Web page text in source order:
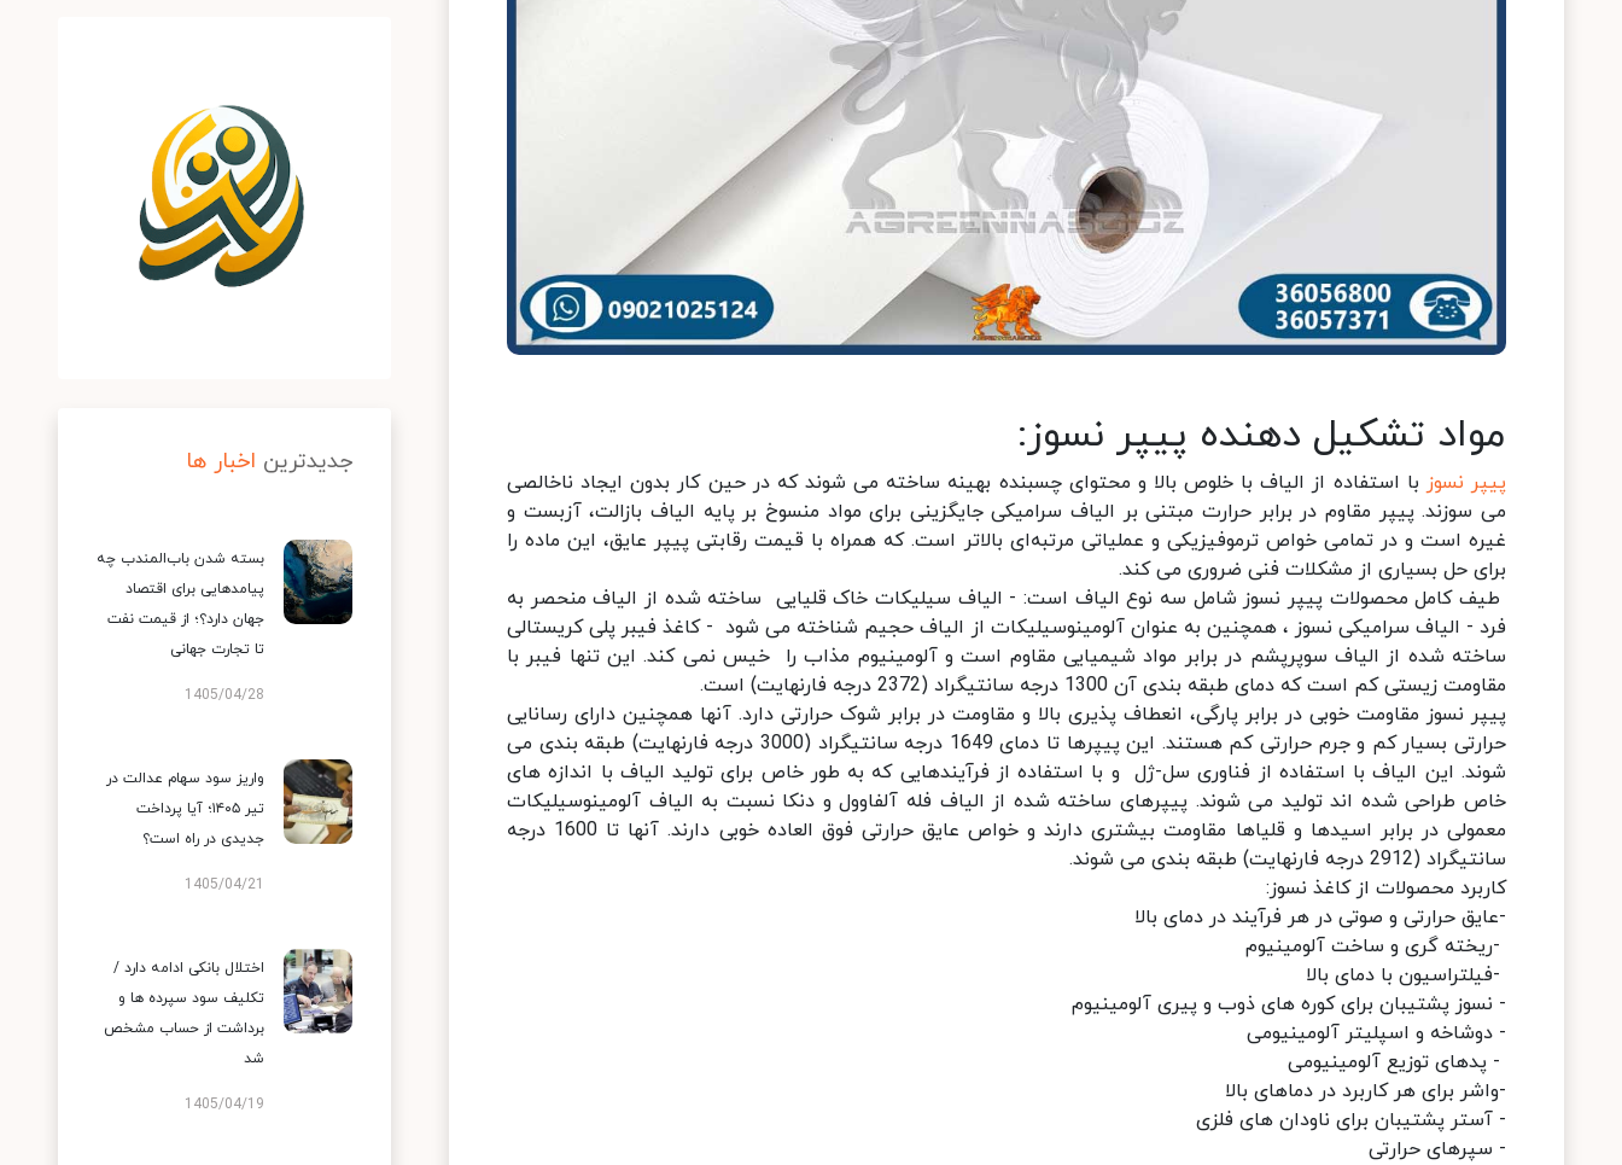
مواد تشکیل دهنده پیپر نسوز:
پیپر نسوز با استفاده از الیاف با خلوص بالا و محتوای چسبنده بهینه ساخته می شوند که در حین کار بدون ایجاد ناخالصی
می سوزند. پیپر مقاوم در برابر حرارت مبتنی بر الیاف سرامیکی جایگزینی برای مواد منسوخ بر پایه الیاف بازالت، آزبست و
غیره است و در تمامی خواص ترموفیزیکی و عملیاتی مرتبه‌ای بالاتر است. که همراه با قیمت رقابتی پیپر عایق، این ماده را
برای حل بسیاری از مشکلات فنی ضروری می کند.
طیف کامل محصولات پیپر نسوز شامل سه نوع الیاف است: - الیاف سیلیکات خاک قلیایی ساخته شده از الیاف منحصر به
فرد - الیاف سرامیکی نسوز ، همچنین به عنوان آلومینوسیلیکات از الیاف حجیم شناخته می شود - کاغذ فیبر پلی کریستالی
ساخته شده از الیاف سوپرپشم در برابر مواد شیمیایی مقاوم است و آلومینیوم مذاب را خیس نمی کند. این تنها فیبر با
مقاومت زیستی کم است که دمای طبقه بندی آن 1300 درجه سانتیگراد (2372 درجه فارنهایت) است.
پیپر نسوز مقاومت خوبی در برابر پارگی، انعطاف پذیری بالا و مقاومت در برابر شوک حرارتی دارد. آنها همچنین دارای رسانایی
حرارتی بسیار کم و جرم حرارتی کم هستند. این پیپرها تا دمای 1649 درجه سانتیگراد (3000 درجه فارنهایت) طبقه بندی می
شوند. این الیاف با استفاده از فناوری سل-ژل و با استفاده از فرآیندهایی که به طور خاص برای تولید الیاف با اندازه های
خاص طراحی شده اند تولید می شوند. پیپرهای ساخته شده از الیاف فله آلفاوول و دنکا نسبت به الیاف آلومینوسیلیکات
معمولی در برابر اسیدها و قلیاها مقاومت بیشتری دارند و خواص عایق حرارتی فوق العاده خوبی دارند. آنها تا 1600 درجه
سانتیگراد (2912 درجه فارنهایت) طبقه بندی می شوند.
کاربرد محصولات از کاغذ نسوز:
-عایق حرارتی و صوتی در هر فرآیند در دمای بالا
-ریخته گری و ساخت آلومینیوم
-فیلتراسیون با دمای بالا
- نسوز پشتیبان برای کوره های ذوب و پیری آلومینیوم
- دوشاخه و اسپلیتر آلومینیومی
- پدهای توزیع آلومینیومی
-واشر برای هر کاربرد در دماهای بالا
- آستر پشتیبان برای ناودان های فلزی
- سپرهای حرارتی
جدیدترین اخبار ها
بسته شدن باب‌المندب چه
پیامدهایی برای اقتصاد
جهان دارد؟؛ از قیمت نفت
تا تجارت جهانی
1405/04/28
واریز سود سهام عدالت در
تیر ۱۴۰۵؛ آیا پرداخت
جدیدی در راه است؟
1405/04/21
اختلال بانکی ادامه دارد /
تکلیف سود سپرده ها و
برداشت از حساب مشخص
شد
1405/04/19